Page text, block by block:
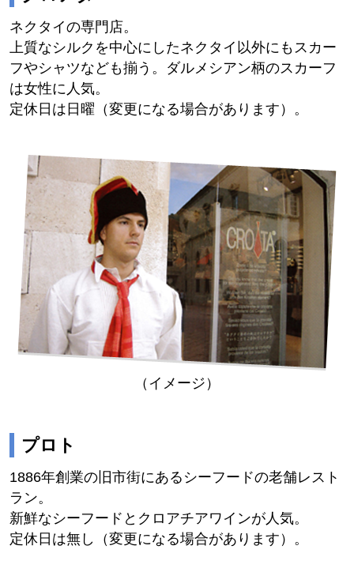
ネクタイの専門店。
上質なシルクを中心にしたネクタイ以外にもスカー
フやシャツなども揃う。ダルメシアン柄のスカーフ
は女性に人気。
定休日は日曜（変更になる場合があります）。
（イメージ）
プロト
1886年創業の旧市街にあるシーフードの老舗レスト
ラン。
新鮮なシーフードとクロアチアワインが人気。
定休日は無し（変更になる場合があります）。